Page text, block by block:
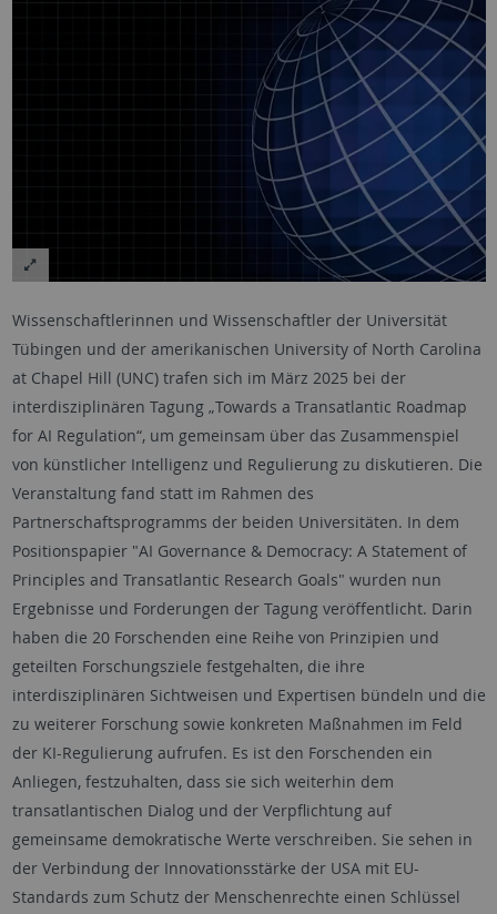
Wissenschaftlerinnen und Wissenschaftler der Universität
Tübingen und der amerikanischen University of North Carolina
at Chapel Hill (UNC) trafen sich im März 2025 bei der
interdisziplinären Tagung „Towards a Transatlantic Roadmap
for AI Regulation“, um gemeinsam über das Zusammenspiel
von künstlicher Intelligenz und Regulierung zu diskutieren. Die
Veranstaltung fand statt im Rahmen des
Partnerschaftsprogramms der beiden Universitäten. In dem
Positionspapier "AI Governance & Democracy: A Statement of
Principles and Transatlantic Research Goals" wurden nun
Ergebnisse und Forderungen der Tagung veröffentlicht. Darin
haben die 20 Forschenden eine Reihe von Prinzipien und
geteilten Forschungsziele festgehalten, die ihre
interdisziplinären Sichtweisen und Expertisen bündeln und die
zu weiterer Forschung sowie konkreten Maßnahmen im Feld
der KI-Regulierung aufrufen. Es ist den Forschenden ein
Anliegen, festzuhalten, dass sie sich weiterhin dem
transatlantischen Dialog und der Verpflichtung auf
gemeinsame demokratische Werte verschreiben. Sie sehen in
der Verbindung der Innovationsstärke der USA mit EU-
Standards zum Schutz der Menschenrechte einen Schlüssel